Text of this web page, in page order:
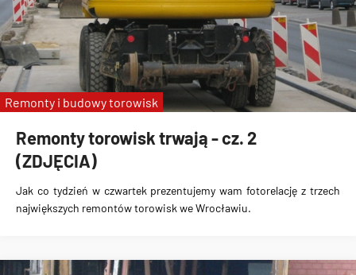
Remonty torowisk trwają - cz. 2
(ZDJĘCIA)
Jak co tydzień w czwartek prezentujemy wam fotorelację z trzech
największych remontów torowisk we Wrocławiu.
Remonty i budowy torowisk